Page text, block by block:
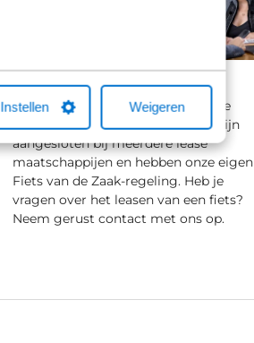
Instellen Weigeren
Fietslease
Bij Broekhuis ben je aan het goede
adres om een fiets te leasen. Wij zijn
aangesloten bij meerdere lease
maatschappijen en hebben onze eigen
Fiets van de Zaak-regeling. Heb je
vragen over het leasen van een fiets?
Neem gerust contact met ons op.